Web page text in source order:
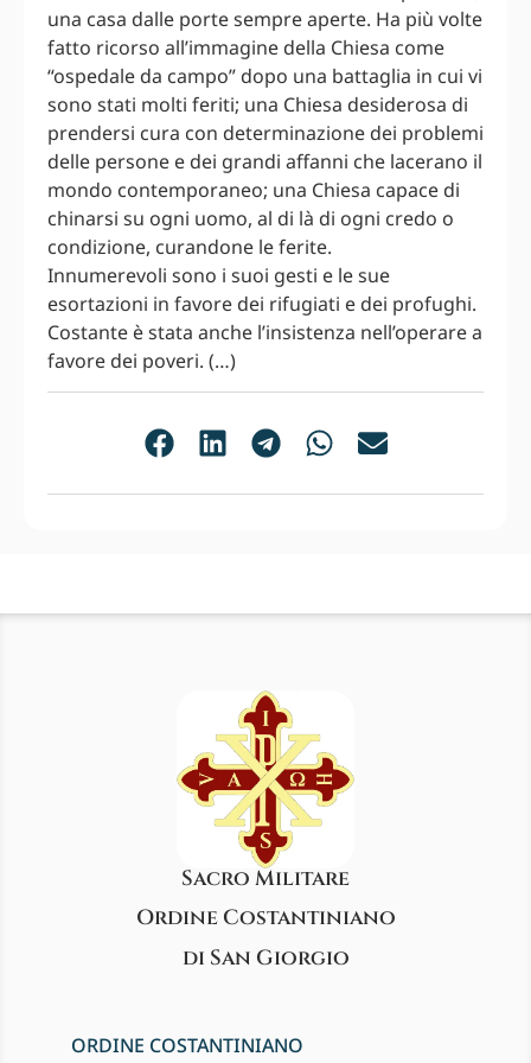
una casa dalle porte sempre aperte. Ha più volte
fatto ricorso all’immagine della Chiesa come
“ospedale da campo” dopo una battaglia in cui vi
sono stati molti feriti; una Chiesa desiderosa di
prendersi cura con determinazione dei problemi
delle persone e dei grandi affanni che lacerano il
mondo contemporaneo; una Chiesa capace di
chinarsi su ogni uomo, al di là di ogni credo o
condizione, curandone le ferite.
Innumerevoli sono i suoi gesti e le sue
esortazioni in favore dei rifugiati e dei profughi.
Costante è stata anche l’insistenza nell’operare a
favore dei poveri. (…)
Sacro Militare
Ordine Costantiniano
di San Giorgio
ORDINE COSTANTINIANO